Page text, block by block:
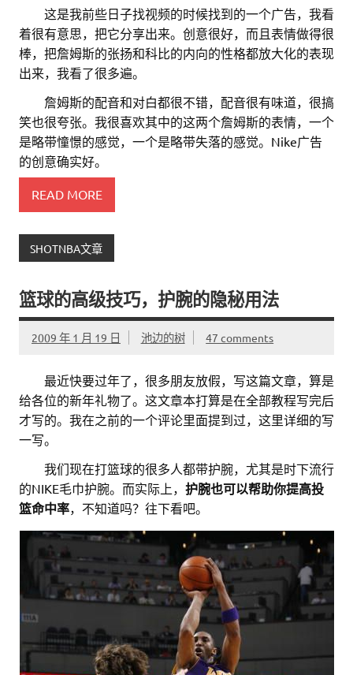
这是我前些日子找视频的时候找到的一个广告，我看
着很有意思，把它分享出来。创意很好，而且表情做得很
棒，把詹姆斯的张扬和科比的内向的性格都放大化的表现
出来，我看了很多遍。
詹姆斯的配音和对白都很不错，配音很有味道，很搞
笑也很夸张。我很喜欢其中的这两个詹姆斯的表情，一个
是略带憧憬的感觉，一个是略带失落的感觉。Nike广告
的创意确实好。
READ MORE
SHOTNBA文章
篮球的高级技巧，护腕的隐秘用法
2009 年 1 月 19 日 池边的树 47 comments
最近快要过年了，很多朋友放假，写这篇文章，算是
给各位的新年礼物了。这文章本打算是在全部教程写完后
才写的。我在之前的一个评论里面提到过，这里详细的写
一写。
我们现在打篮球的很多人都带护腕，尤其是时下流行
的NIKE毛巾护腕。而实际上， 护腕也可以帮助你提高投
篮命中率，不知道吗？往下看吧。